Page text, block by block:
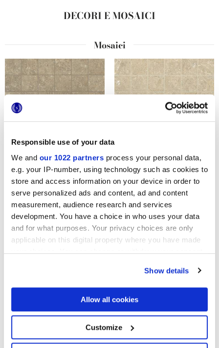
Responsible use of your data
We and our 1022 partners process your personal data,
e.g. your IP-number, using technology such as cookies to
store and access information on your device in order to
serve personalized ads and content, ad and content
measurement, audience research and services
development. You have a choice in who uses your data
and for what purposes. Your privacy choices are only
applicable on this digital property where you have made
your choices. You can change or withdraw your consent
If you allow, we would also like to:
Collect information about your geographical
location which can be accurate to within several
Identify your device by actively scanning it for
specific characteristics (fingerprinting)
Show details
Allow all cookies
Customize
DECORI E MOSAICI
Mosaici
ARKISTYLE EARTH
TESSERE
ARKISTYLE SAND TESSERE
ARKISTYLE CLAY TESSERE ARKISTYLE LIMY TESSERE